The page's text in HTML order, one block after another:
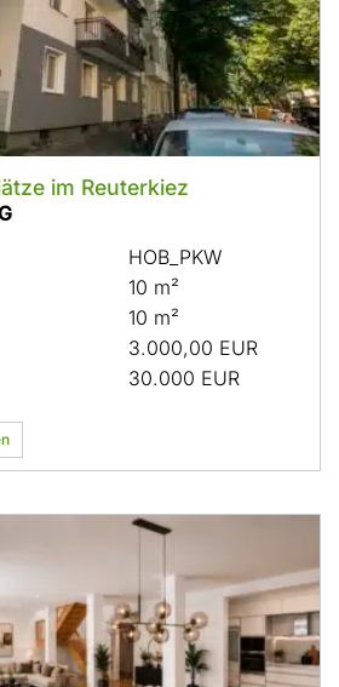
im Reuterkiez
HOB_PKW
10 m²
10 m²
3.000,00 EUR
30.000 EUR